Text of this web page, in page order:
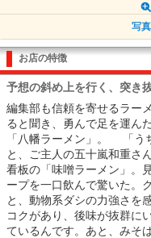
写
お店の特徴
予想の斜め上を行く、突き
編集部も信頼を寄せるラー
ると聞き、勇んで足を運ん
「八幡ラーメン」。 「う
と、ご主人の五十嵐和重さ
看板の「味噌ラーメン」。
ープを一口飲んで驚いた。
と、動物系ダシの力強さを
コクがあり、後味が抜群に
ているんです。あと、みそ